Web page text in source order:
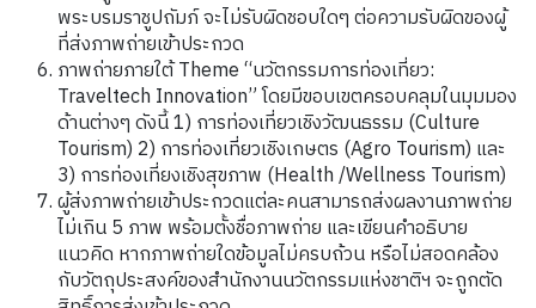
พระบรมราชูปถัมภ์ จะไม่รับผิดชอบใดๆ ต่อความรับผิดของผู้
ที่ส่งภาพถ่ายเข้าประกวด
ภาพถ่ายภายใต้ Theme “นวัตกรรมการท่องเที่ยว:
Traveltech Innovation” โดยมีขอบเขตครอบคลุมในมุมมอง
ด้านต่างๆ ดังนี้ 1) การท่องเที่ยวเชิงวัฒนธรรม (Culture
Tourism) 2) การท่องเที่ยวเชิงเกษตร (Agro Tourism) และ
3) การท่องเที่ยงเชิงสุขภาพ (Health /Wellness Tourism)
ผู้ส่งภาพถ่ายเข้าประกวดแต่ละคนสามารถส่งผลงานภาพถ่าย
ไม่เกิน 5 ภาพ พร้อมตั้งชื่อภาพถ่าย และเขียนคำอธิบาย
แนวคิด หากภาพถ่ายใดข้อมูลไม่ครบถ้วน หรือไม่สอดคล้อง
กับวัตถุประสงค์ของสำนักงานนวัตกรรมแห่งชาติฯ จะถูกตัด